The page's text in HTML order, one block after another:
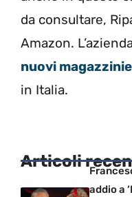
da consultare,
Amazon.
nuovi
in Italia.
Articoli
addio a